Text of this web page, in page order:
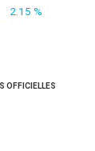
2.15 %
OFFICIELLES